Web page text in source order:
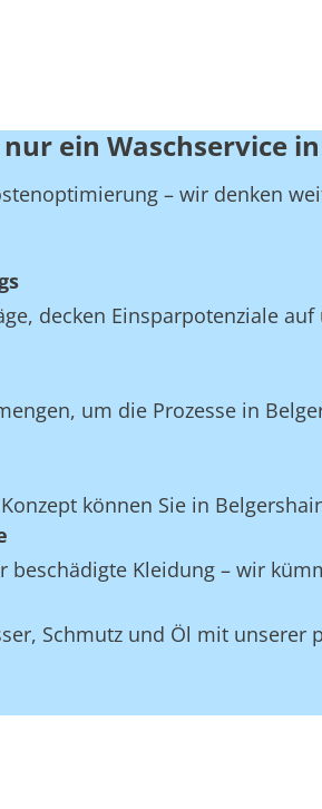
ein Waschservice
– wir denken
decken Einsparpotenziale
um die Prozesse in
können Sie in
beschädigte Kleidung – wir
Schmutz und Öl mit